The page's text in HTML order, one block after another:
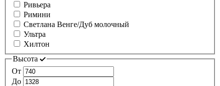
Ривьера
Римини
Светлана Венге/Дуб молочный
Ультра
Хилтон
Высота
От
До